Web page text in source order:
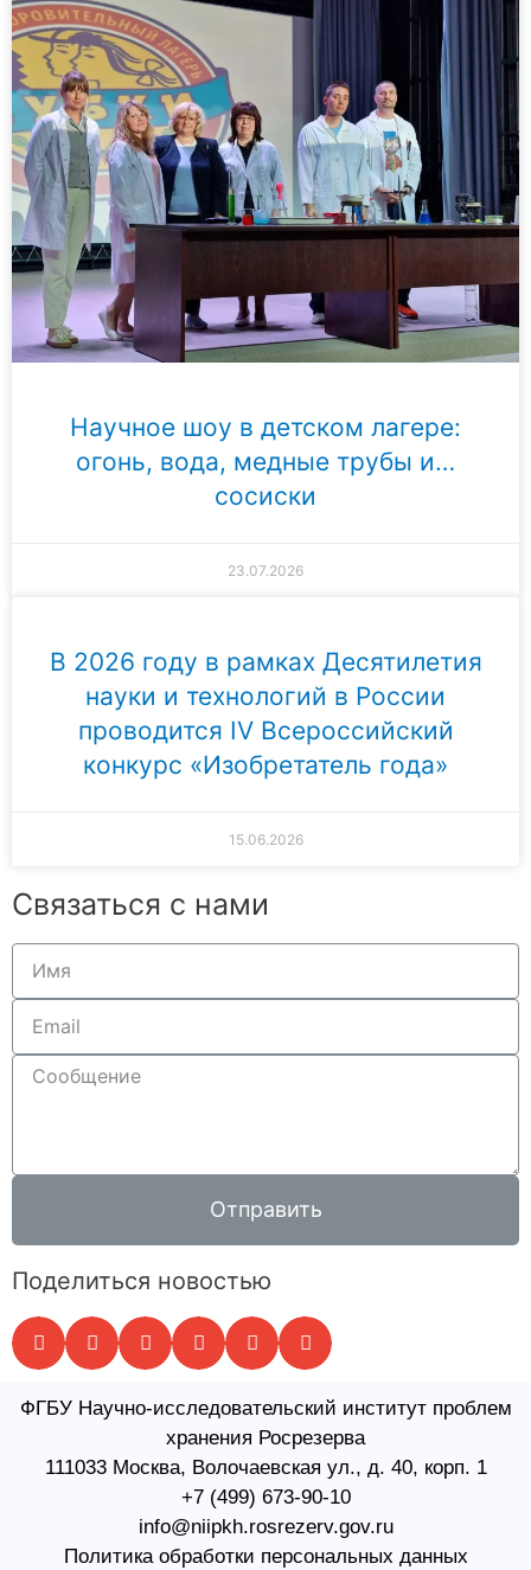
Научное шоу в детском лагере:
огонь, вода, медные трубы и…
сосиски
23.07.2026
В 2026 году в рамках Десятилетия
науки и технологий в России
проводится IV Всероссийский
конкурс «Изобретатель года»
15.06.2026
Связаться с нами
Отправить
Поделиться новостью
ФГБУ Научно-исследовательский институт проблем
хранения Росрезерва​
111033 Москва, Волочаевская ул., д. 40, корп. 1
+7 (499) 673-90-10
info@niipkh.rosrezerv.gov.ru
Политика обработки персональных данных